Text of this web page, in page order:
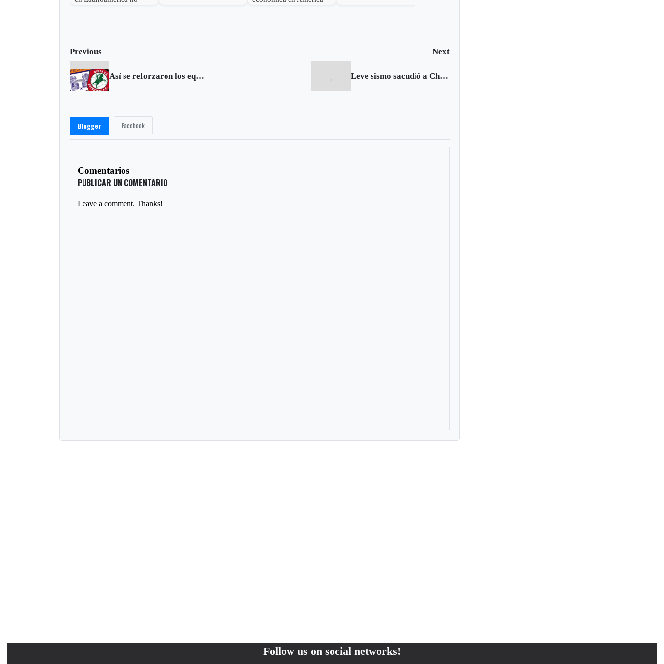
Previous Next
Así se reforzaron los equipos de Boyacá para la Liga 2012 Leve sismo sacudió a Chiscas
Blogger Facebook
Comentarios
PUBLICAR UN COMENTARIO
Leave a comment. Thanks!
Follow us on social networks!